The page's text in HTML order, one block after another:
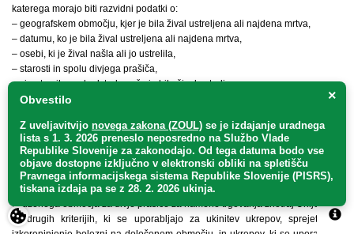
katerega morajo biti razvidni podatki o:
– geografskem območju, kjer je bila žival ustreljena ali najdena mrtva,
– datumu, ko je bila žival ustreljena ali najdena mrtva,
– osebi, ki je žival našla ali jo ustrelila,
– starosti in spolu divjega prašiča,
– simptomih pred odstrelom, če je bila žival ustreljena,
– stanju trupla, če je bila žival najdena mrtva,
m) programih nadzora in preventivnih ukrepih, ki se lahko uvedejo za
gospodarstva na določenem okuženem območju za divje prašiče in po
potrebi v njegovi okolici, vključno s prevozom oziroma premiki prašičev po, z
in na okuženo območje za divje prašiče. Ukrepi morajo vključevati zlasti
prepoved premikov prašičev, njihovega semena, zarodkov ali jajčnih celic z
okuženega območja za divje prašiče za namene trgovanja znotraj Unije;
n) drugih kriterijih, ki se uporabljajo za ukinitev ukrepov, sprejetih za
×
Obvestilo
Z uveljavitvijo novega zakona (ZOUL) se je izdajanje uradnega
lista s 1. 3. 2026 preneslo neposredno na Službo Vlade
Republike Slovenije za zakonodajo. Od tega datuma bodo vse
objave dostopne izključno v elektronski obliki na spletišču
Pravnega informacijskega sistema Republike Slovenije (PISRS),
tiskana izdaja pa se z 28. 2. 2026 ukinja.